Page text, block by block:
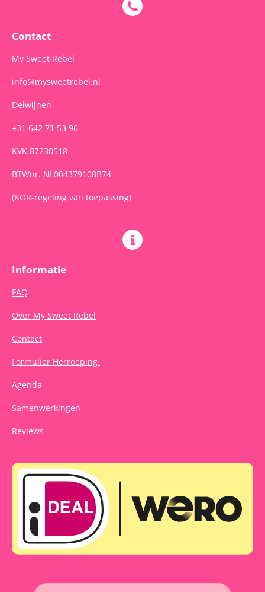
k
r
a
m
Contact
My Sweet Rebel
info@mysweetrebel.nl
Delwijnen
+31 642 71 53 96
KVK 87230518
BTWnr. NL004379108B74
(KOR-regeling van toepassing)
Informatie
FAQ
Over My Sweet Rebel
Contact
Formulier Herroeping
Agenda
Samenwerkingen
Reviews